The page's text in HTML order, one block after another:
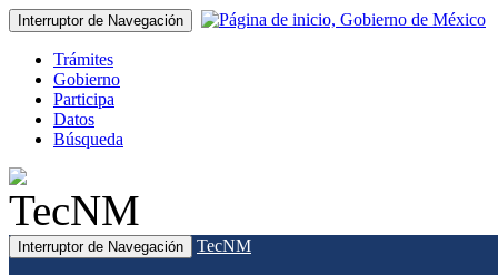
Interruptor de Navegación
Trámites
Gobierno
Participa
Datos
Búsqueda
Interruptor de Navegación TecNM